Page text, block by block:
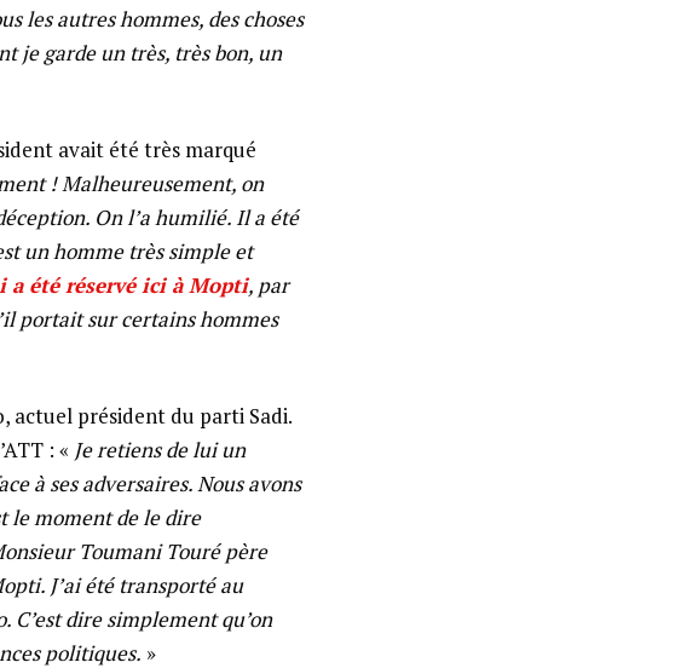
les autres hommes, des choses
je garde un très, très bon, un
avait été très marqué
! Malheureusement, on
On l’a humilié. Il a été
un homme très simple et
a été réservé ici à Mopti, par
portait sur certains hommes
actuel président du parti Sadi.
: « Je retiens de lui un
à ses adversaires. Nous avons
le moment de le dire
Toumani Touré père
J’ai été transporté au
dire simplement qu’on
politiques. »